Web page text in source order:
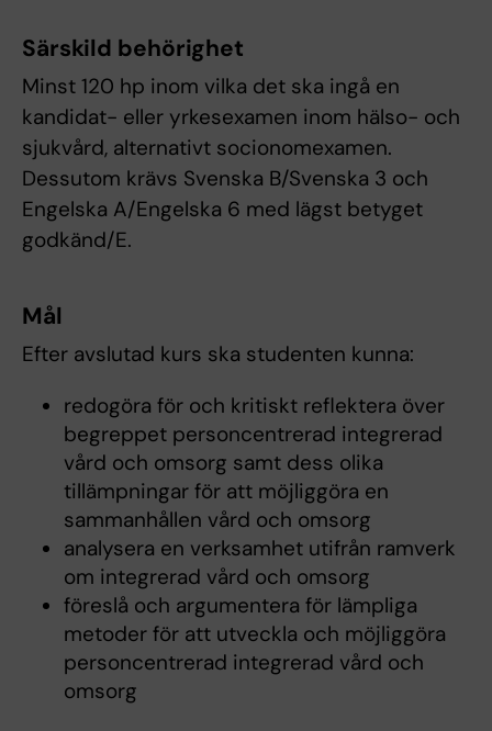
Särskild behörighet
Minst 120 hp inom vilka det ska ingå en
kandidat- eller yrkesexamen inom hälso- och
sjukvård, alternativt socionomexamen.
Dessutom krävs Svenska B/Svenska 3 och
Engelska A/Engelska 6 med lägst betyget
godkänd/E.
Mål
Efter avslutad kurs ska studenten kunna:
redogöra för och kritiskt reflektera över
begreppet personcentrerad integrerad
vård och omsorg samt dess olika
tillämpningar för att möjliggöra en
sammanhållen vård och omsorg
analysera en verksamhet utifrån ramverk
om integrerad vård och omsorg
föreslå och argumentera för lämpliga
metoder för att utveckla och möjliggöra
personcentrerad integrerad vård och
omsorg